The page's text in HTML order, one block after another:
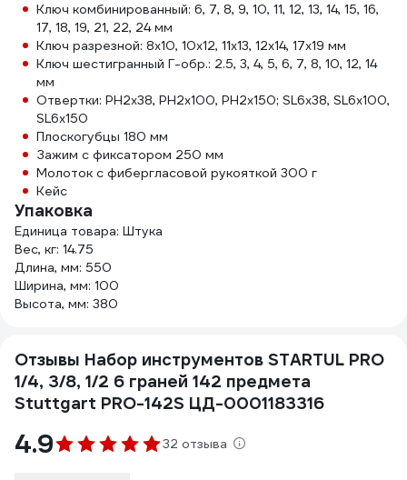
Ключ комбинированный: 6, 7, 8, 9, 10, 11, 12, 13, 14, 15, 16,
17, 18, 19, 21, 22, 24 мм
Ключ разрезной: 8х10, 10х12, 11х13, 12х14, 17х19 мм
Ключ шестигранный Г-обр.: 2.5, 3, 4, 5, 6, 7, 8, 10, 12, 14
мм
Отвертки: PH2x38, PH2x100, PH2х150; SL6x38, SL6x100,
SL6x150
Плоскогубцы 180 мм
Зажим с фиксатором 250 мм
Молоток с фибергласовой рукояткой 300 г
Кейс
Упаковка
Единица товара: Штука
Вес, кг: 14.75
Длина, мм: 550
Ширина, мм: 100
Высота, мм: 380
Отзывы Набор инструментов STARTUL PRO
1/4, 3/8, 1/2 6 граней 142 предмета
Stuttgart PRO-142S ЦД-0001183316
4.9 32 отзыва